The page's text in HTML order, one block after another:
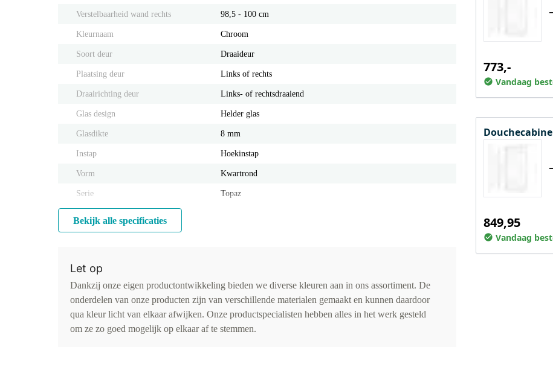
Verstelbaarheid wand rechts 98,5 - 100 cm
Kleurnaam Chroom
Soort deur Draaideur
Plaatsing deur Links of rechts
Draairichting deur Links- of rechtsdraaiend
Glas design Helder glas
Glasdikte 8 mm
Instap Hoekinstap
Vorm Kwartrond
Serie Topaz
Bekijk alle specificaties
Let op
Dankzij onze eigen productontwikkeling bieden we diverse kleuren aan in ons assortiment. De
onderdelen van onze producten zijn van verschillende materialen gemaakt en kunnen daardoor
qua kleur licht van elkaar afwijken. Onze productspecialisten hebben alles in het werk gesteld
om ze zo goed mogelijk op elkaar af te stemmen.
773,-
Vandaag
849,95
Vandaag